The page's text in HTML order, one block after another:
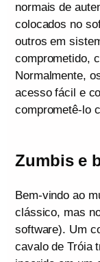
normais de
colocados no
outros em
comprometido,
Normalmente,
acesso fácil e
comprometê-lo
Zumbis e
Bem-vindo ao
clássico, mas
software). Um
cavalo de Tróia